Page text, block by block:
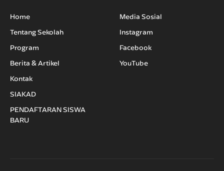
Home
Tentang Sekolah
Program
Berita & Artikel
Kontak
SIAKAD
PENDAFTARAN SISWA
BARU
Media Sosial
Instagram
Facebook
YouTube